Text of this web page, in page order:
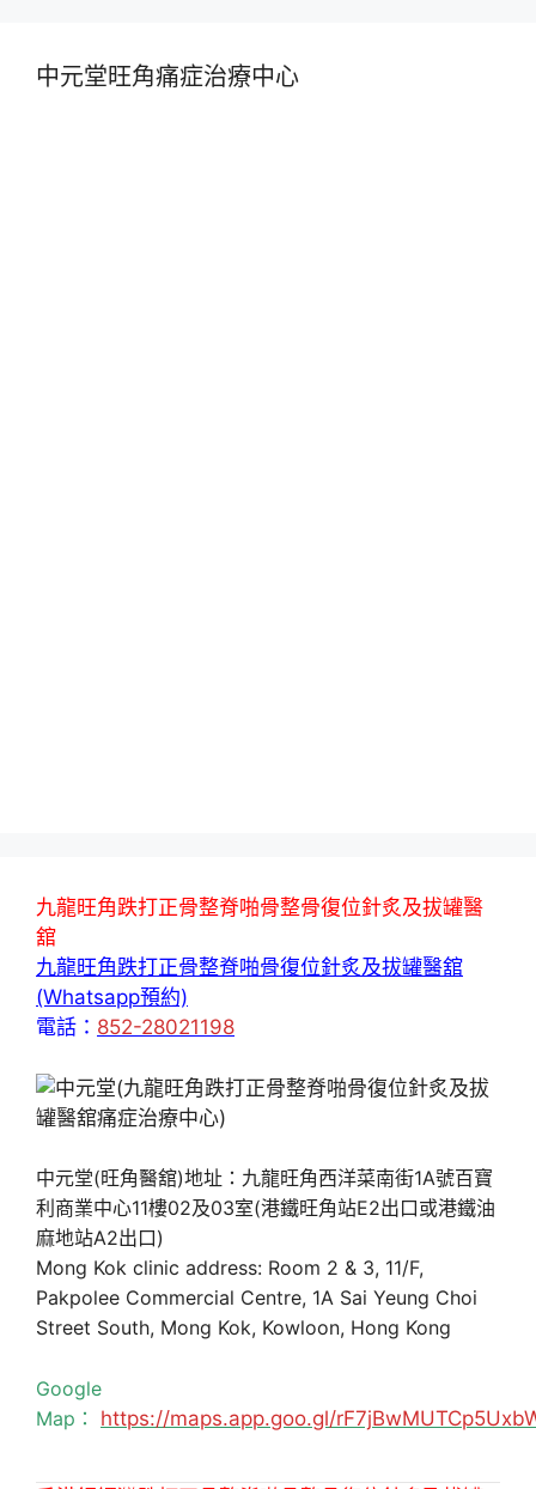
中元堂旺角痛症治療中心
九龍旺角跌打正骨整脊啪骨整骨復位針炙及拔罐醫
舘
九龍旺角跌打正骨整脊啪骨復位針炙及拔罐醫舘
(Whatsapp預約)
電話： 852-28021198
中元堂(旺角醫舘)地址：九龍旺角西洋菜南街1A號百寶
利商業中心11樓02及03室(港鐵旺角站E2出口或港鐵油
麻地站A2出口)
Mong Kok clinic address: Room 2 & 3, 11/F,
Pakpolee Commercial Centre, 1A Sai Yeung Choi
Street South, Mong Kok, Kowloon, Hong Kong
Google
Map： https://maps.app.goo.gl/